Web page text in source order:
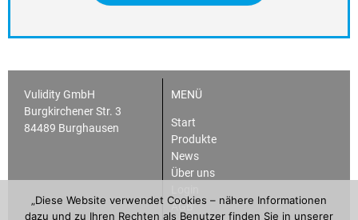
Vulidity GmbH
Burgkirchener Str. 3
84489 Burghausen
MENÜ
Start
Produkte
News
Über uns
AGB
„Diese Website verwendet Cookies – nähere Informationen
dazu und zu Ihren Rechten als Benutzer finden Sie in unserer